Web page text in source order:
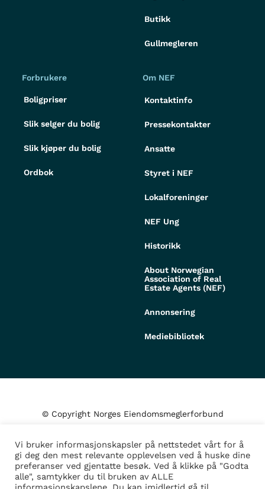
Butikk
Gullmegleren
Forbrukere
Boligpriser
Slik selger du bolig
Slik kjøper du bolig
Ordbok
Om NEF
Kontaktinfo
Pressekontakter
Ansatte
Styret i NEF
Lokalforeninger
NEF Ung
Historikk
About Norwegian
Association of Real
Estate Agents (NEF)
Annonsering
Mediebibliotek
© Copyright Norges Eiendomsmeglerforbund
Personvern og cookies
Administrer samtykke
Vi bruker informasjonskapsler på nettstedet vårt for å
gi deg den mest relevante opplevelsen ved å huske dine
preferanser ved gjentatte besøk. Ved å klikke på "Godta
alle", samtykker du til bruken av ALLE